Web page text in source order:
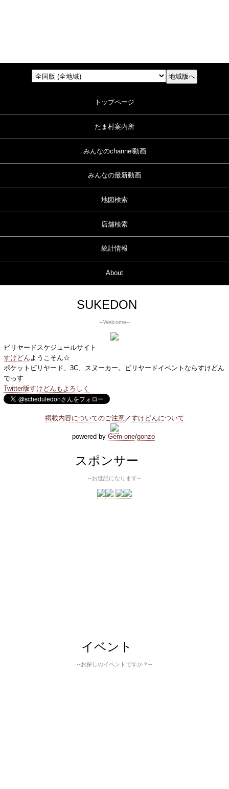
トップページ
たま村案内所
みんなのchannel動画
みんなの最新動画
地図検索
店舗検索
統計情報
About
SUKEDON
--Welcome--
ビリヤードスケジュールサイト
すけどんようこそん☆
ポケットビリヤード、3C、スヌーカー。ビリヤードイベントならすけどん
でっす
Twitter版すけどんもよろしく
掲載内容についてのご注意／すけどんについて
powered by Gem-one/gonzo
スポンサー
--お世話になります--
イベント
--お探しのイベントですか？--